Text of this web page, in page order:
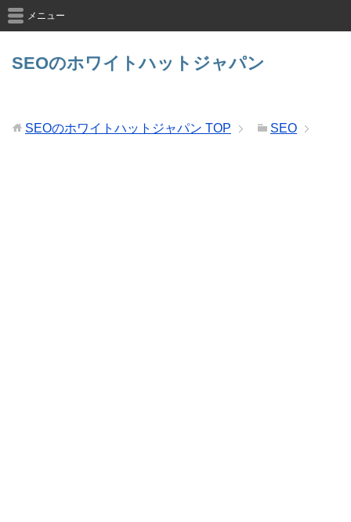
SEOのホワイトハットジャパン
メニュー
SEOのホワイトハットジャパン TOP SEO